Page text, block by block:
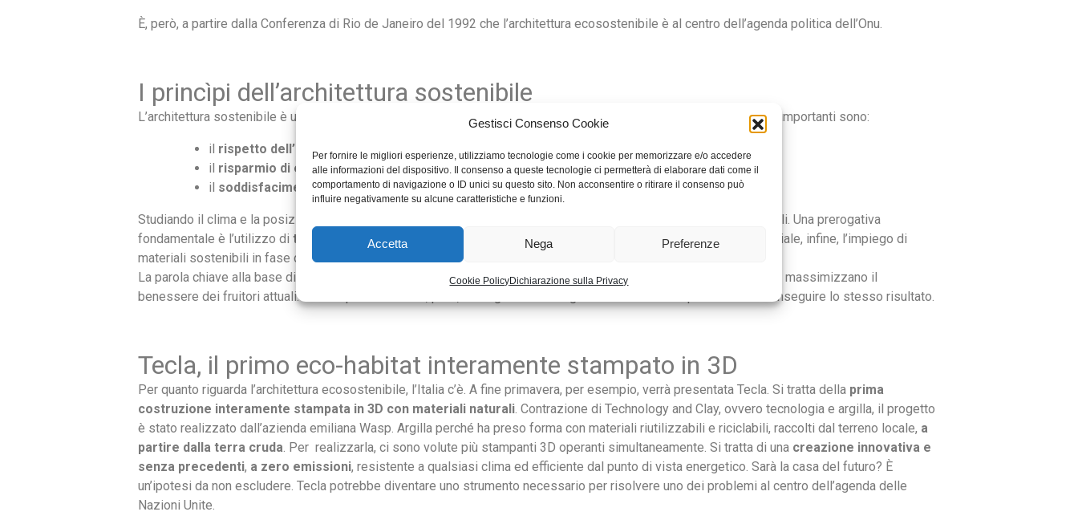
Gestisci Consenso Cookie
Per fornire le migliori esperienze, utilizziamo tecnologie come i cookie per memorizzare e/o accedere
alle informazioni del dispositivo. Il consenso a queste tecnologie ci permetterà di elaborare dati come il
comportamento di navigazione o ID unici su questo sito. Non acconsentire o ritirare il consenso può
influire negativamente su alcune caratteristiche e funzioni.
Accetta Nega Preferenze
Cookie PolicyDichiarazione sulla Privacy
È, però, a partire dalla Conferenza di Rio de Janeiro del 1992 che l’architettura ecosostenibile è al centro dell’agenda politica dell’Onu.
I princìpi dell’architettura sostenibile
L’architettura sostenibile è una disciplina che è andata a codificarsi nel tempo. Tra i suoi princìpi fondamentali, i più importanti sono:
il rispetto dell’ambiente
il risparmio di energia, garantendo comunque unalto rendimento;
il soddisfacimento delle esigenze abitative.
Studiando il clima e la posizione dell’edificio, è possibile individuare il modo migliore per sfruttare le risorse naturali. Una prerogativa
fondamentale è l’utilizzo di tecnologie in grado di sfruttare le fonti rinnovabili,
come i pannelli solari. È essenziale, infine, l’impiego di
materiali sostenibili in fase di costruzione.
La parola chiave alla base di questo tipo di architettura è sostenibilità. Essa, infatti, ricerca soluzioni costruttive che massimizzano il
benessere dei fruitori attuali. Contemporaneamente, però, deve garantire alle generazioni future la possibilità di conseguire lo stesso risultato.
Tecla, il primo eco-habitat interamente stampato in 3D
Per quanto riguarda l’architettura ecosostenibile, l’Italia c’è. A fine primavera, per esempio, verrà presentata Tecla. Si tratta della prima
costruzione interamente stampata in 3D con materiali naturali . Contrazione di Technology and Clay, ovvero tecnologia e argilla, il progetto
è stato realizzato dall’azienda emiliana Wasp. Argilla perché ha preso forma con materiali riutilizzabili e riciclabili, raccolti dal terreno locale, a
partire dalla terra cruda . Per realizzarla, ci sono volute più stampanti 3D operanti simultaneamente. Si tratta di una creazione innovativa e
senza precedenti, a zero emissioni, resistente a qualsiasi clima ed efficiente dal punto di vista energetico. Sarà la casa del futuro? È
un’ipotesi da non escludere. Tecla potrebbe diventare uno strumento necessario per risolvere uno dei problemi al centro dell’agenda delle
Nazioni Unite.